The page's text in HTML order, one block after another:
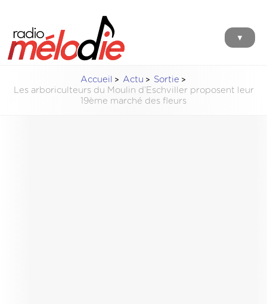
▼
Accueil Actu
Sortie
Les arboriculteurs du Moulin d’Eschviller proposent leur
19ème marché des fleurs